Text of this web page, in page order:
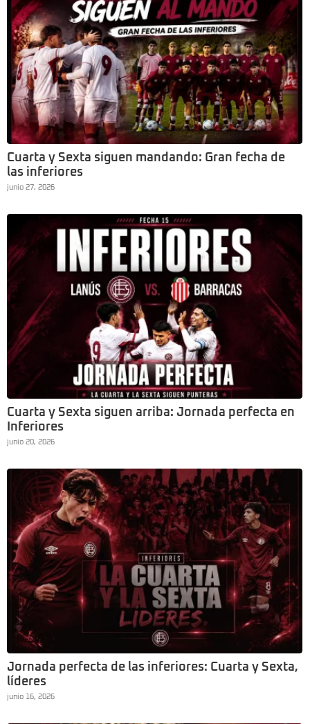
Cuarta y Sexta siguen mandando: Gran fecha de
las inferiores
junio 27, 2026
Cuarta y Sexta siguen arriba: Jornada perfecta en
Inferiores
junio 20, 2026
Jornada perfecta de las inferiores: Cuarta y Sexta,
líderes
junio 16, 2026